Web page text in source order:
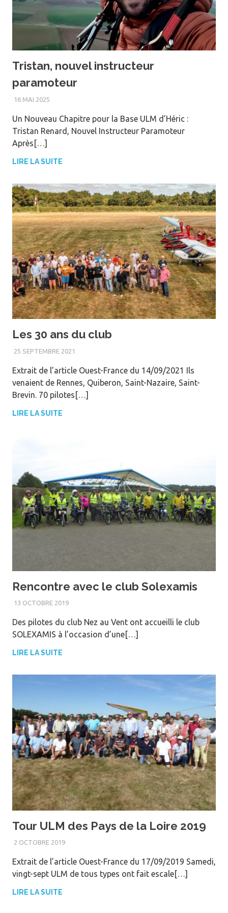
Tristan, nouvel instructeur
paramoteur
16 MAI 2025
Un Nouveau Chapitre pour la Base ULM d’Héric :
Tristan Renard, Nouvel Instructeur Paramoteur
Après[…]
LIRE LA SUITE
Les 30 ans du club
25 SEPTEMBRE 2021
Extrait de l’article Ouest-France du 14/09/2021 Ils
venaient de Rennes, Quiberon, Saint-Nazaire, Saint-
Brevin. 70 pilotes[…]
LIRE LA SUITE
Rencontre avec le club Solexamis
13 OCTOBRE 2019WEBM@STER
Des pilotes du club Nez au Vent ont accueilli le club
SOLEXAMIS à l’occasion d’une[…]
LIRE LA SUITE
Tour ULM des Pays de la Loire 2019
2 OCTOBRE 2019WEBM@STER
Extrait de l’article Ouest-France du 17/09/2019 Samedi,
vingt-sept ULM de tous types ont fait escale[…]
LIRE LA SUITE